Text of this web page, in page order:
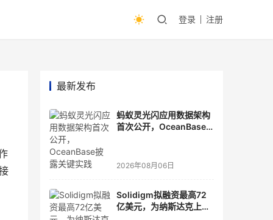
登录 注册
最新发布
蚂蚁灵光闪应用数据架构
首次公开，OceanBase
2026年08月06日
Solidigm拟融资最高72
亿美元，为纳斯达克上市